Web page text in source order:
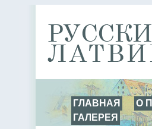
ГЛАВНАЯ О
ГАЛЕРЕЯ